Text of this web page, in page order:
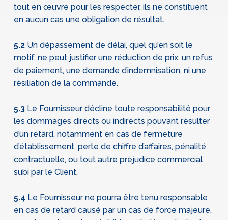
tout en œuvre pour les respecter, ils ne constituent
en aucun cas une obligation de résultat.
5.2Un dépassement de délai, quel qu’en soit le
motif, ne peut justifier une réduction de prix, un refus
de paiement, une demande d’indemnisation, ni une
résiliation de la commande.
5.3Le Fournisseur décline toute responsabilité pour
les dommages directs ou indirects pouvant résulter
d’un retard, notamment en cas de fermeture
d’établissement, perte de chiffre d’affaires, pénalité
contractuelle, ou tout autre préjudice commercial
subi par le Client.
5.4 Le Fournisseur ne pourra être tenu responsable
en cas de retard causé par un cas de force majeure,